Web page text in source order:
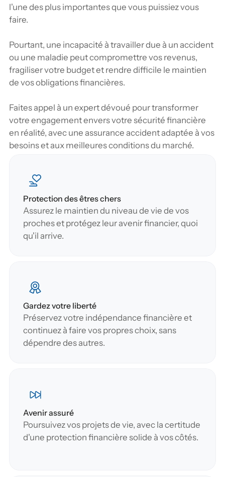
l'une des plus importantes que vous puissiez vous
faire.
Pourtant, une incapacité à travailler due à un accident
ou une maladie peut compromettre vos revenus,
fragiliser votre budget et rendre difficile le maintien
de vos obligations financières.
Faites appel à un expert dévoué pour transformer
votre engagement envers votre sécurité financière
en réalité, avec une assurance accident adaptée à vos
besoins et aux meilleures conditions du marché.
Protection des êtres chers
Assurez le maintien du niveau de vie de vos
proches et protégez leur avenir financier, quoi
qu'il arrive.
Gardez votre liberté
Préservez votre indépendance financière et
continuez à faire vos propres choix, sans
dépendre des autres.
Avenir assuré
Poursuivez vos projets de vie, avec la certitude
d'une protection financière solide à vos côtés.